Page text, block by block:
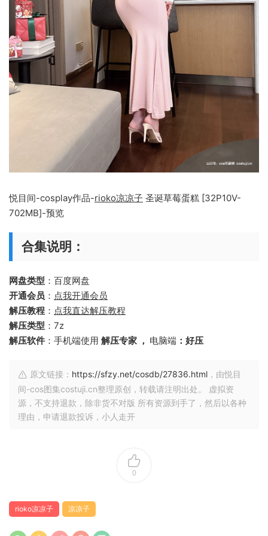
悦目间-cosplay作品-rioko凉凉子 圣诞草莓蛋糕 [32P10V-
702MB]-预览
合集说明：
网盘类型 ：百度网盘
开通会员 ： 点我开通会员
解压教程 ： 点我直达解压教程
解压类型 ：7z
解压软件 ：手机端使用 解压专家 ， 电脑端 ：好压
原文链接： https://sfzy.net/cosdb/27836.html ，由悦目
间-cos图集costuji.cn整理原创，转载请注明出处。 虚拟资
源，不支持退款，除非货不对版 所有资源到手了，然后以各种
理由，申请退款投诉，小人走开
0
rioko凉凉子 凉凉子